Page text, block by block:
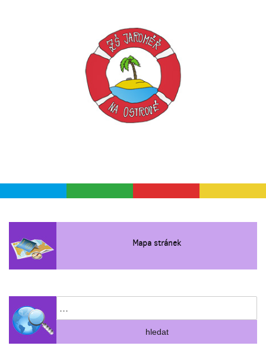
Mapa stránek